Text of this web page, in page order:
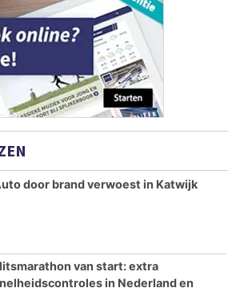
door brand verwoest in Katwijk
van start: extra
in Nederland en